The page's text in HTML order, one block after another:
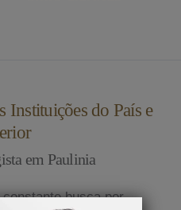
Instituições do País e
em Paulinia
busca por